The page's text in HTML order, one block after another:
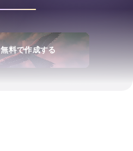
料で作成する